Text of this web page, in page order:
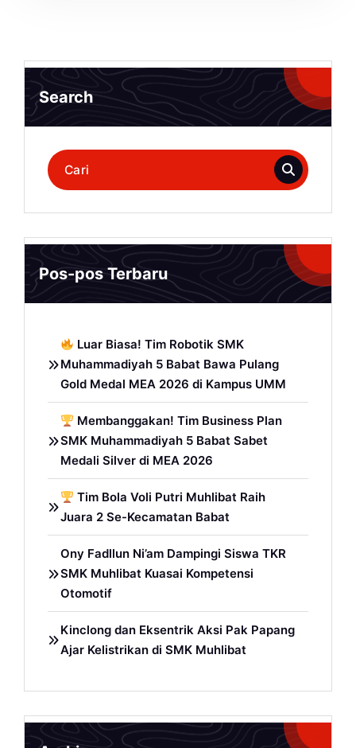
Search
Pencarian
untuk:
Pos-pos Terbaru
Luar Biasa! Tim Robotik SMK
Muhammadiyah 5 Babat Bawa Pulang
Gold Medal MEA 2026 di Kampus UMM
Membanggakan! Tim Business Plan
SMK Muhammadiyah 5 Babat Sabet
Medali Silver di MEA 2026
Tim Bola Voli Putri Muhlibat Raih
Juara 2 Se-Kecamatan Babat
Ony Fadllun Ni’am Dampingi Siswa TKR
SMK Muhlibat Kuasai Kompetensi
Otomotif
Kinclong dan Eksentrik Aksi Pak Papang
Ajar Kelistrikan di SMK Muhlibat